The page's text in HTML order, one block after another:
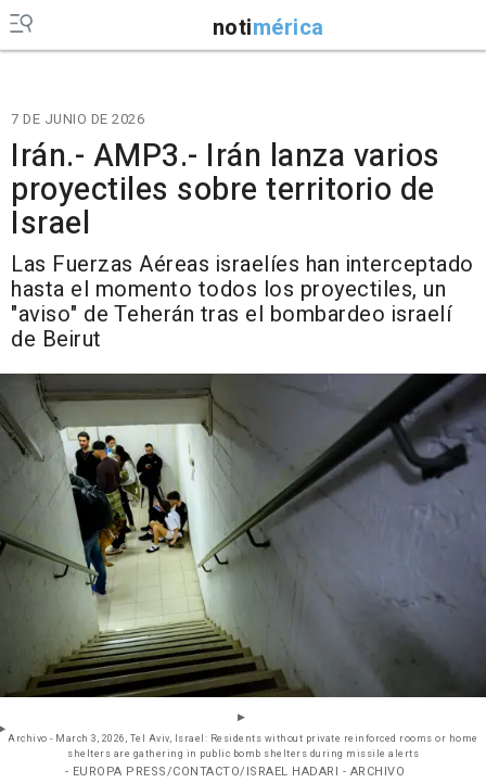
notimérica
7 DE JUNIO DE 2026
Irán.- AMP3.- Irán lanza varios
proyectiles sobre territorio de
Israel
Las Fuerzas Aéreas israelíes han interceptado
hasta el momento todos los proyectiles, un
"aviso" de Teherán tras el bombardeo israelí
de Beirut
Archivo - March 3, 2026, Tel Aviv, Israel: Residents without private reinforced rooms or home
shelters are gathering in public bomb shelters during missile alerts
- EUROPA PRESS/CONTACTO/ISRAEL HADARI - ARCHIVO